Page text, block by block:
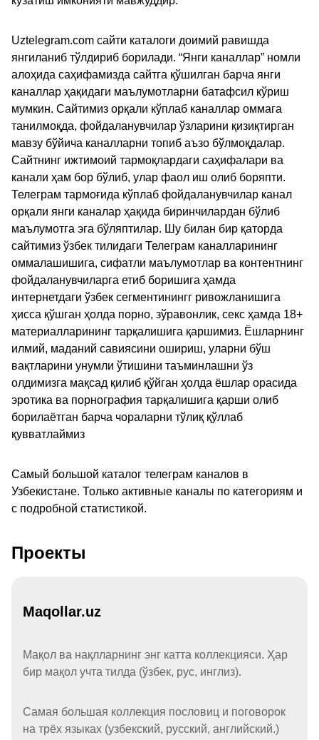
Uztelegram.com сайти каталоги доимий равишда
янгиланиб тўлдириб борилади. “Янги каналлар” номли
алоҳида саҳифамизда сайтга қўшилган барча янги
каналлар ҳақидаги маълумотларни батафсил кўриш
мумкин. Сайтимиз орқали кўплаб каналлар оммага
танилмоқда, фойдаланувчилар ўзларини қизиқтирган
мавзу бўйича каналларни топиб аъзо бўлмоқдалар.
Сайтнинг ижтимоий тармоқлардаги саҳифалари ва
канали ҳам бор бўлиб, улар фаол иш олиб боряпти.
Телеграм тармоғида кўплаб фойдаланувчилар канал
орқали янги каналар ҳақида биринчилардан бўлиб
маълумотга эга бўляптилар. Шу билан бир қаторда
сайтимиз ўзбек тилидаги Телеграм каналларининг
оммалашишига, сифатли маълумотлар ва контентнинг
фойдаланувчиларга етиб боришига ҳамда
интернетдаги ўзбек сегментинингг ривожланишига
ҳисса қўшган ҳолда порно, зўравонлик, секс ҳамда 18+
материалларининг тарқалишига қаршимиз. Ёшларнинг
илмий, маданий савиясини ошириш, уларни бўш
вақтларини унумли ўтишини таъминлашни ўз
олдимизга мақсад қилиб қўйган ҳолда ёшлар орасида
эротика ва порнография тарқалишига қарши олиб
борилаётган барча чораларни тўлиқ қўллаб
қувватлаймиз
Самый большой каталог телеграм каналов в
Узбекистане. Только активные каналы по категориям и
с подробной статистикой.
Проекты
Maqollar.uz
Мақол ва нақлларнинг энг катта коллекцияси. Ҳар
бир мақол учта тилда (ўзбек, рус, инглиз).
Самая большая коллекция пословиц и поговорок
на трёх языках (узбекский, русский, английский.)